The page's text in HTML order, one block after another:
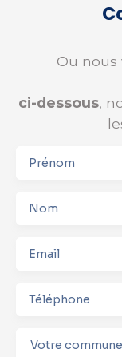
Ou nous
ci-dessous,
Prénom
Nom
Email
Téléphone
Votre commune